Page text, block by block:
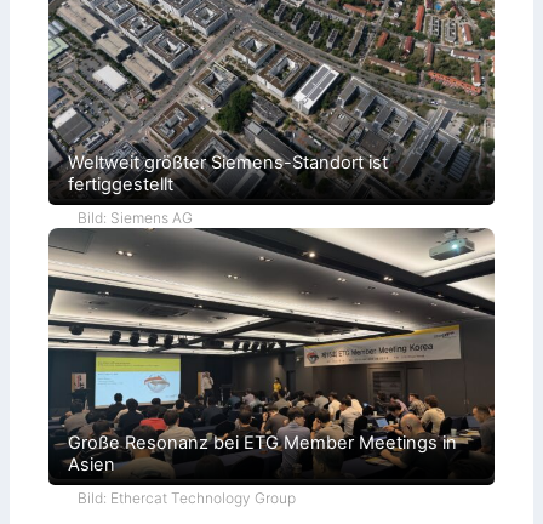
Weltweit größter Siemens-Standort ist
fertiggestellt
Bild: Siemens AG
Große Resonanz bei ETG Member Meetings in
Asien
Bild: Ethercat Technology Group